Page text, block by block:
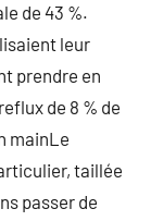
de 43 %.
leur
prendre en
de 8 % de
mainLe
taillée
passer de